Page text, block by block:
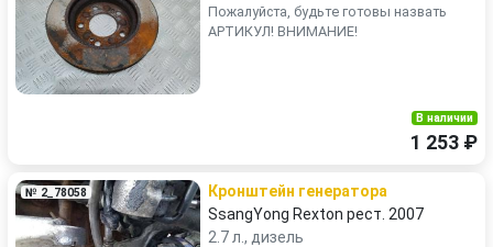
Пожалуйста, будьте готовы назвать
АРТИКУЛ! ВНИМАНИЕ!
В наличии
1 253 ₽
№ 2_78058
Кронштейн генератора
SsangYong Rexton рест. 2007
2.7 л., дизель